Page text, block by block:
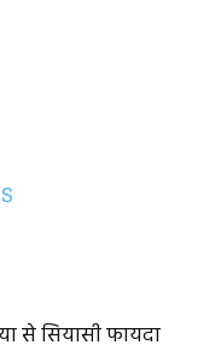
से सियासी फायदा